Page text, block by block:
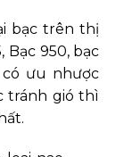
bạc trên thị
Bạc 950, bạc
ưu nhược
tránh gió thì